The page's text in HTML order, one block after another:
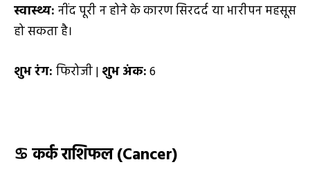
स्वास्थ्य:नींद पूरी न होने के कारण सिरदर्द या भारीपन महसूस
हो सकता है।
शुभ रंग: फिरोजी | शुभ अंक:6
♋कर्क राशिफल (Cancer)